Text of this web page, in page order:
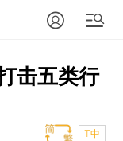
击五类行
T中